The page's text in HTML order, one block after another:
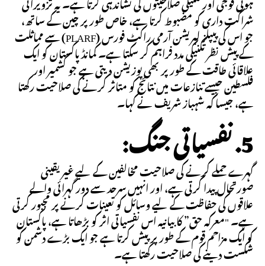
شراکت داری کو مضبوط کرتا ہے، خاص طور پر چین کے ساتھ،
جو اس کی پیپلز لبریشن آرمی راکٹ فورس (PLARF) سے مماثلت
کے پیش نظر تکنیکی مدد فراہم کر سکتا ہے۔ کمانڈ پاکستان کو ایک
علاقائی طاقت کے طور پر بھی پوزیشن دیتی ہے جو کشمیر اور
فلسطین جیسے تنازعات میں نتائج کو متاثر کرنے کی صلاحیت رکھتا
ہے، جیسا کہ شہباز شریف نے کہا۔
5. نفسیاتی جنگ:
گہرے حملے کرنے کی صلاحیت مخالفین کے لیے غیر یقینی
صورتحال پیدا کرتی ہے، اور انہیں سرحد سے دور گہرائی والے
علاقوں کی حفاظت کے لیے وسائل کو تعینات کرنے پر مجبور کرتی
ہے۔ "معرکہ حق” کا بیانیہ اس نفسیاتی اثر کو بڑھاتا ہے، پاکستان
کو ایک مزاحم قوم کے طور پر پیش کرتا ہے جو ایک بڑے دشمن کو
شکست دینے کی صلاحیت رکھتا ہے۔